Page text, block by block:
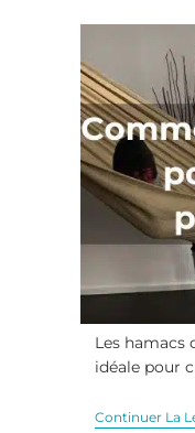
Les hamacs
idéale pour
Continuer La